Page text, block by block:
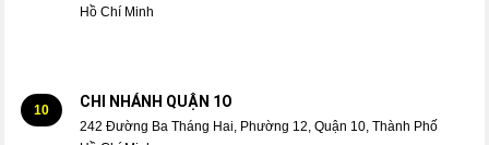
Hồ Chí Minh
10 CHI NHÁNH QUẬN 1O
242 Đường Ba Tháng Hai, Phường 12, Quận 10, Thành Phố